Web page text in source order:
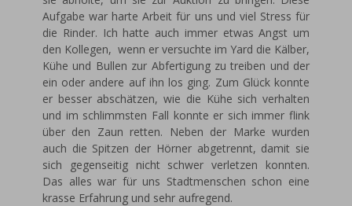
Aufgabe war harte Arbeit für uns und viel Stress für
die Rinder. Ich hatte auch immer etwas Angst um
den Kollegen, wenn er versuchte im Yard die Kälber,
Kühe und Bullen zur Abfertigung zu treiben und der
ein oder andere auf ihn los ging. Zum Glück konnte
er besser abschätzen, wie die Kühe sich verhalten
und im schlimmsten Fall konnte er sich immer flink
über den Zaun retten. Neben der Marke wurden
auch die Spitzen der Hörner abgetrennt, damit sie
sich gegenseitig nicht schwer verletzen konnten.
Das alles war für uns Stadtmenschen schon eine
krasse Erfahrung und sehr aufregend.